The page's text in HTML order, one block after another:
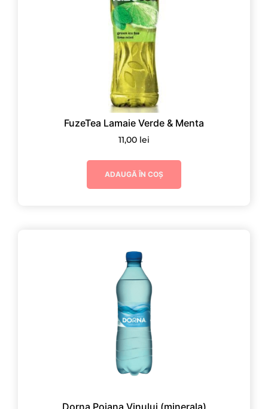
FuzeTea Lamaie Verde & Menta
11,00 lei
ADAUGĂ ÎN COȘ
Dorna Poiana Vinului (minerala)